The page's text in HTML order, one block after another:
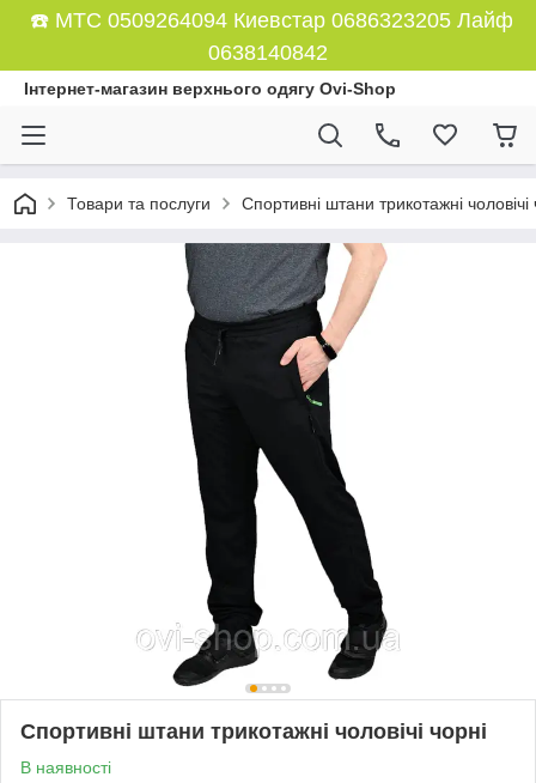
☎️ МТС 0509264094 Киевстар 0686323205 Лайф
0638140842
Інтернет-магазин верхнього одягу Ovi-Shop
Товари та послуги Спортивні штани трикотажні чоловічі
Спортивні штани трикотажні чоловічі чорні
В наявності